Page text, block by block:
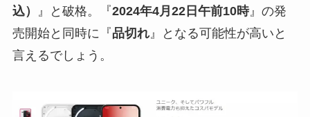
込）
』と破格。『2024年4月22日午前10時』の発
売開始と同時に『品切れ』となる可能性が高いと
言えるでしょう。